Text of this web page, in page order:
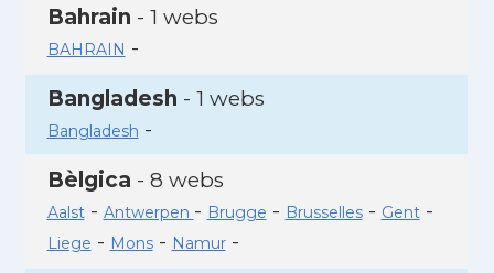
Bahrain - 1 webs
BAHRAIN -
Bangladesh - 1 webs
Bangladesh -
Bèlgica - 8 webs
Aalst- Antwerpen - Brugge - Brusselles- Gent-
Liege - Mons- Namur-